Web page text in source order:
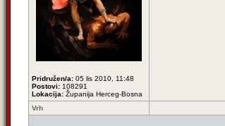
Pridružen/a: 05 lis 2010, 11:48
Postovi: 108291
Lokacija: Županija Herceg-Bosna
Vrh